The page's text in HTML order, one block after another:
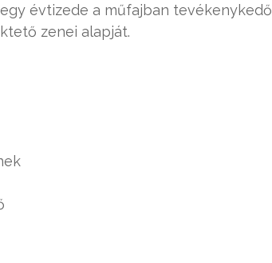
évtizede a műfajban tevékenykedő
zenei alapját.